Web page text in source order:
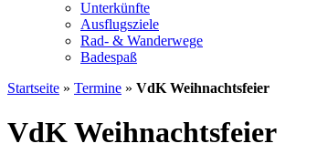
Unterkünfte
Ausflugsziele
Rad- & Wanderwege
Badespaß
Startseite » Termine » VdK Weihnachtsfeier
VdK Weihnachtsfeier